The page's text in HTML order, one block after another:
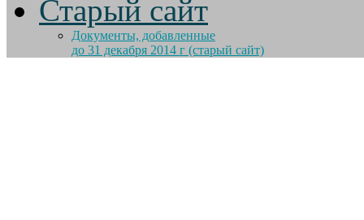
Старый сайт
Документы, добавленные
до 31 декабря 2014 г (старый сайт)